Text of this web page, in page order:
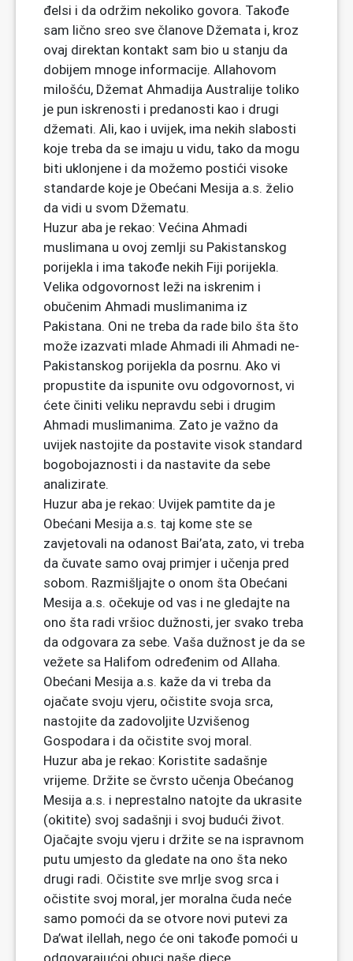
đelsi i da održim nekoliko govora. Takođe
sam lično sreo sve članove Džemata i, kroz
ovaj direktan kontakt sam bio u stanju da
dobijem mnoge informacije. Allahovom
milošću, Džemat Ahmadija Australije toliko
je pun iskrenosti i predanosti kao i drugi
džemati. Ali, kao i uvijek, ima nekih slabosti
koje treba da se imaju u vidu, tako da mogu
biti uklonjene i da možemo postići visoke
standarde koje je Obećani Mesija a.s. želio
da vidi u svom Džematu.
Huzur aba je rekao: Većina Ahmadi
muslimana u ovoj zemlji su Pakistanskog
porijekla i ima takođe nekih Fiji porijekla.
Velika odgovornost leži na iskrenim i
obučenim Ahmadi muslimanima iz
Pakistana. Oni ne treba da rade bilo šta što
može izazvati mlade Ahmadi ili Ahmadi ne-
Pakistanskog porijekla da posrnu. Ako vi
propustite da ispunite ovu odgovornost, vi
ćete činiti veliku nepravdu sebi i drugim
Ahmadi muslimanima. Zato je važno da
uvijek nastojite da postavite visok standard
bogobojaznosti i da nastavite da sebe
analizirate.
Huzur aba je rekao: Uvijek pamtite da je
Obećani Mesija a.s. taj kome ste se
zavjetovali na odanost Bai’ata, zato, vi treba
da čuvate samo ovaj primjer i učenja pred
sobom. Razmišljajte o onom šta Obećani
Mesija a.s. očekuje od vas i ne gledajte na
ono šta radi vršioc dužnosti, jer svako treba
da odgovara za sebe. Vaša dužnost je da se
vežete sa Halifom određenim od Allaha.
Obećani Mesija a.s. kaže da vi treba da
ojačate svoju vjeru, očistite svoja srca,
nastojite da zadovoljite Uzvišenog
Gospodara i da očistite svoj moral.
Huzur aba je rekao: Koristite sadašnje
vrijeme. Držite se čvrsto učenja Obećanog
Mesija a.s. i neprestalno natojte da ukrasite
(okitite) svoj sadašnji i svoj budući život.
Ojačajte svoju vjeru i držite se na ispravnom
putu umjesto da gledate na ono šta neko
drugi radi. Očistite sve mrlje svog srca i
očistite svoj moral, jer moralna čuda neće
samo pomoći da se otvore novi putevi za
Da’wat ilellah, nego će oni takođe pomoći u